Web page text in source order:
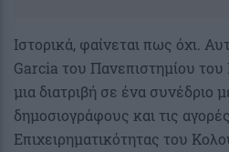
Ιστορικά, φαίνεται πως όχι.
Garcia του Πανεπιστημίου
μια διατριβή σε ένα συνέδριο
δημοσιογράφους και τις
Επιχειρηματικότητας του